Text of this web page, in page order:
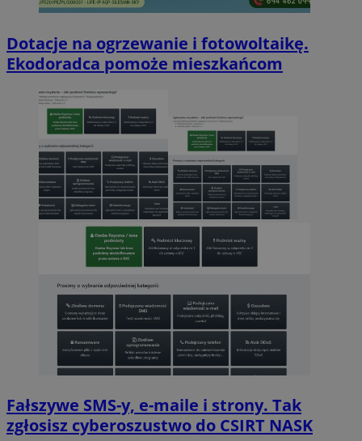
Dotacje na ogrzewanie i fotowoltaikę.
Ekodoradca pomoże mieszkańcom
Fałszywe SMS-y, e-maile i strony. Tak
zgłosisz cyberoszustwo do CSIRT NASK